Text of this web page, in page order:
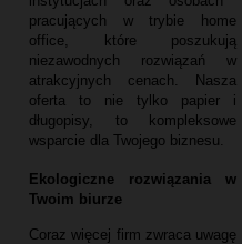
pracujących w trybie home
office,
które poszukują
niezawodnych rozwiązań w
atrakcyjnych cenach.
Nasza
oferta to nie tylko papier i
długopisy,
to kompleksowe
wsparcie dla Twojego biznesu.
Ekologiczne rozwiązania w
Twoim biurze
Coraz więcej firm zwraca uwagę